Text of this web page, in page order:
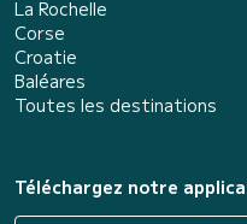
La Rochelle
Corse
Croatie
Baléares
Toutes les destinations
Téléchargez notre